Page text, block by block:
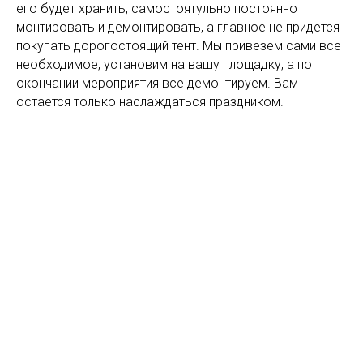
его будет хранить, самостоятульно постоянно
монтировать и демонтировать, а главное не придется
покупать дорогостоящий тент. Мы привезем сами все
необходимое, установим на вашу площадку, а по
окончании мероприятия все демонтируем. Вам
остается только наслаждаться праздником.